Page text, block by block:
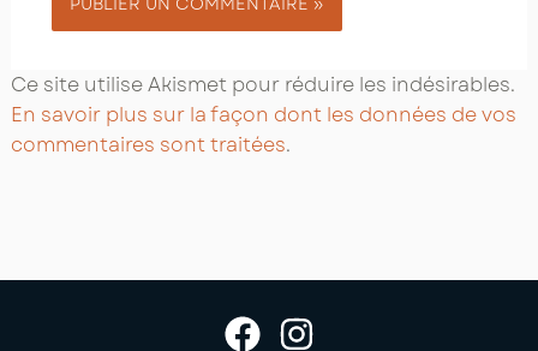
Ce site utilise Akismet pour réduire les indésirables.
En savoir plus sur la façon dont les données de vos
commentaires sont traitées.